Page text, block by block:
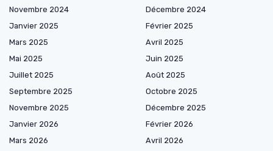
Novembre 2024
Décembre 2024
Janvier 2025
Février 2025
Mars 2025
Avril 2025
Mai 2025
Juin 2025
Juillet 2025
Août 2025
Septembre 2025
Octobre 2025
Novembre 2025
Décembre 2025
Janvier 2026
Février 2026
Mars 2026
Avril 2026